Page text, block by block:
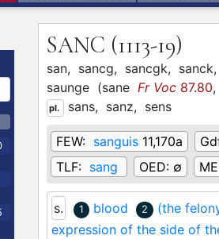
SANC (1113-19)
san, sancg, sancgk, sanck,
saunge (sane Fr Voc 87.80,
pl. sans, sanz, sens
FEW: sanguis 11,170a
TLF: sang OED: ∅
s. 1 blood 2 (the
expression of the side of